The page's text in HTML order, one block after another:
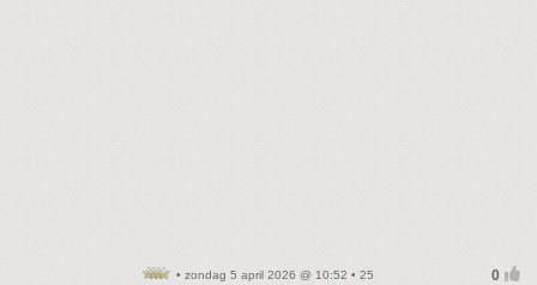
• zondag 5 april 2026 @ 10:52 • 25